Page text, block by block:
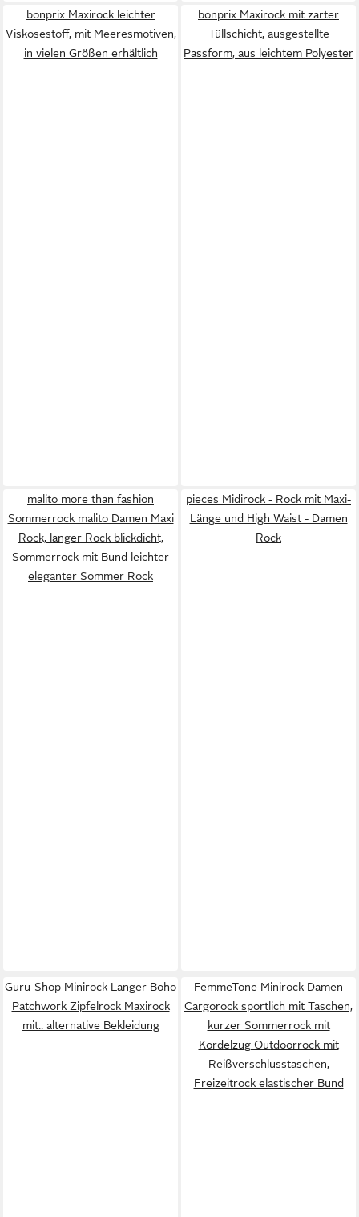
bonprix Maxirock leichter
Viskosestoff, mit Meeresmotiven,
in vielen Größen erhältlich
bonprix Maxirock mit zarter
Tüllschicht, ausgestellte
Passform, aus leichtem Polyester
malito more than fashion
Sommerrock malito Damen Maxi
Rock, langer Rock blickdicht,
Sommerrock mit Bund leichter
eleganter Sommer Rock
pieces Midirock - Rock mit Maxi-
Länge und High Waist - Damen
Rock
Guru-Shop Minirock Langer Boho
Patchwork Zipfelrock Maxirock
mit.. alternative Bekleidung
FemmeTone Minirock Damen
Cargorock sportlich mit Taschen,
kurzer Sommerrock mit
Kordelzug Outdoorrock mit
Reißverschlusstaschen,
Freizeitrock elastischer Bund